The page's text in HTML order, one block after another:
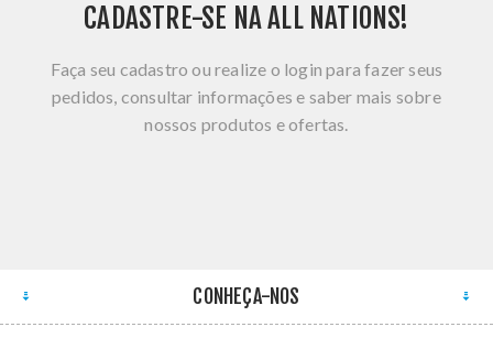
CADASTRE-SE NA ALL NATIONS!
Faça seu cadastro ou realize o login para fazer seus
pedidos, consultar informações e saber mais sobre
nossos produtos e ofertas.
CONHEÇA-NOS